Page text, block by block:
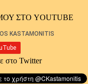
ΣΤΟ YOUTUBE
στο Twitter